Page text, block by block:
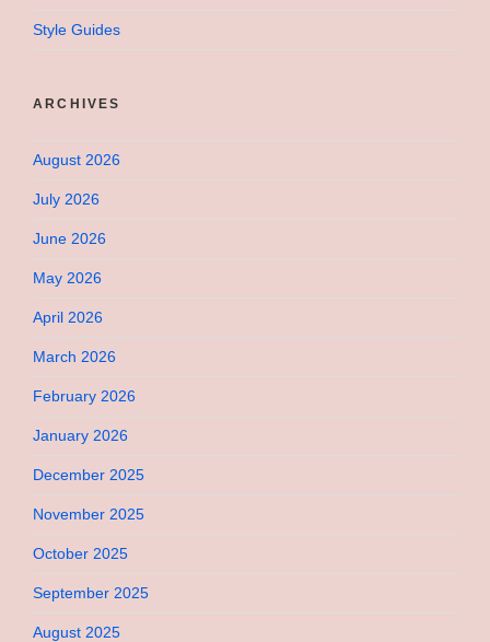
Style Guides
ARCHIVES
August 2026
July 2026
June 2026
May 2026
April 2026
March 2026
February 2026
January 2026
December 2025
November 2025
October 2025
September 2025
August 2025